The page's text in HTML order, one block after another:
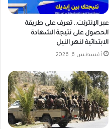
عبر الإنترنت.. تعرف على طريقة
الحصول على نتيجة الشهادة
الابتدائية لنهر النيل
أغسطس 6, 2026